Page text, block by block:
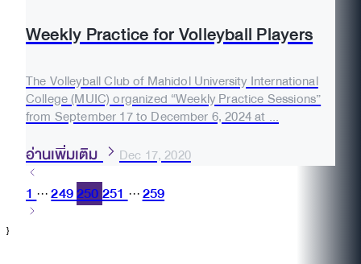
Weekly Practice for Volleyball Players
The Volleyball Club of Mahidol University International
College (MUIC) organized “Weekly Practice Sessions”
from September 17 to December 6, 2024 at ...
อ่านเพิ่มเติม Dec 17, 2020
1 ···249250251 ··· 259
}